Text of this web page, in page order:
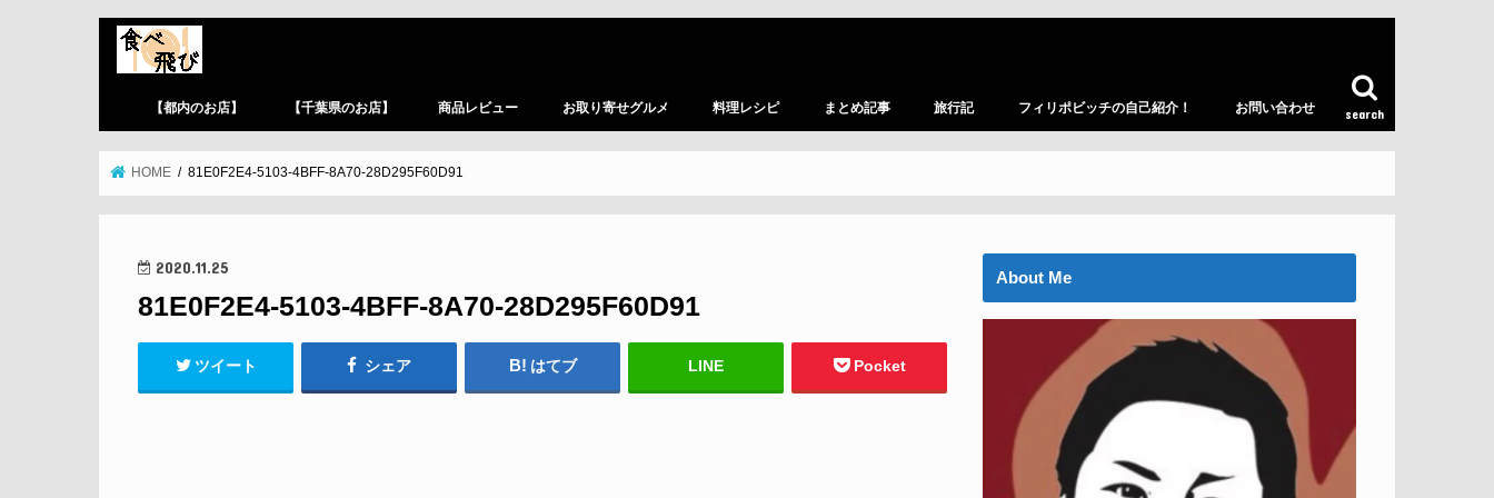
search
【都内のお店】 【千葉県のお店】 商品レビュー お取り寄せグルメ 料理レシピ まとめ記事 旅行記 フィリポビッチの自己紹介！ お問い合わせ
HOME 81E0F2E4-5103-4BFF-8A70-28D295F60D91
2020.11.25
81E0F2E4-5103-4BFF-8A70-28D295F60D91
ツイート シェア はてブ LINE Pocket
About Me